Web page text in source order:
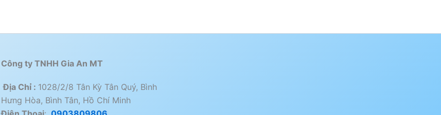
Công ty TNHH Gia An MT
Địa Chỉ : 1028/2/8 Tân Kỳ Tân Quý, Bình
Hưng Hòa, Bình Tân, Hồ Chí Minh